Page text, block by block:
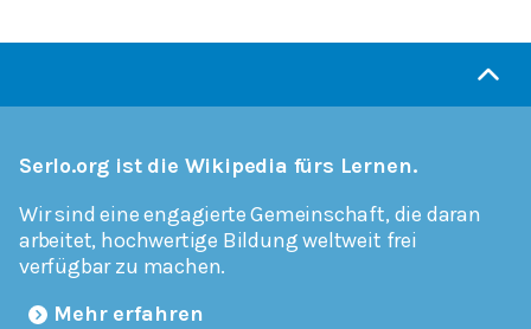
Serlo.org ist die Wikipedia fürs Lernen.
Wir sind eine engagierte Gemeinschaft, die daran
arbeitet, hochwertige Bildung weltweit frei
verfügbar zu machen.
Mehr erfahren